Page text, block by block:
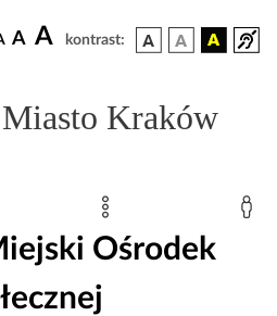
A A kontrast:
Miasto Kraków
Ośrodek